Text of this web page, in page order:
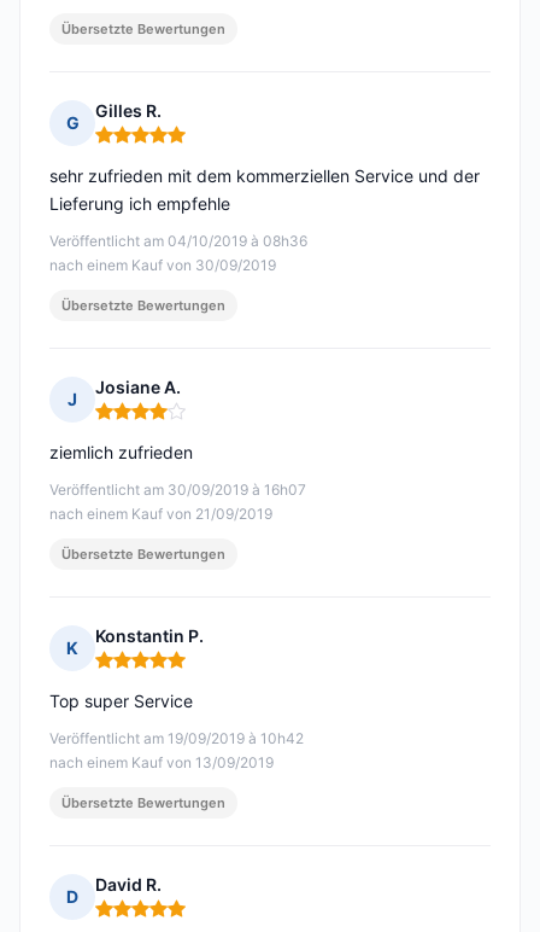
Übersetzte Bewertungen
G
Gilles R.
Hinweis: 5 von 5
Veröffentlicht am 04/10/2019 à 08h36
nach einem Kauf von 30/09/2019
sehr zufrieden mit dem kommerziellen Service und der
Lieferung ich empfehle
Übersetzte Bewertungen
J
Josiane A.
Hinweis: 4 von 5
Veröffentlicht am 30/09/2019 à 16h07
nach einem Kauf von 21/09/2019
ziemlich zufrieden
Übersetzte Bewertungen
K
Konstantin P.
Hinweis: 5 von 5
Veröffentlicht am 19/09/2019 à 10h42
nach einem Kauf von 13/09/2019
Top super Service
Übersetzte Bewertungen
D
David R.
Hinweis: 5 von 5